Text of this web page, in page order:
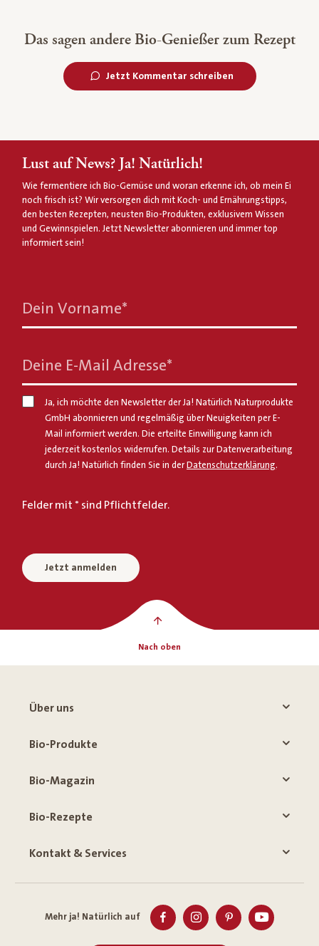
Das sagen andere Bio-Genießer zum Rezept
Jetzt Kommentar schreiben
Lust auf News? Ja! Natürlich!
Wie fermentiere ich Bio-Gemüse und woran erkenne ich, ob mein Ei
noch frisch ist? Wir versorgen dich mit Koch- und Ernährungstipps,
den besten Rezepten, neusten Bio-Produkten, exklusivem Wissen
und Gewinnspielen. Jetzt Newsletter abonnieren und immer top
informiert sein!
Dein Vorname*
Deine E-Mail Adresse*
Ja, ich möchte den Newsletter der Ja! Natürlich Naturprodukte
GmbH abonnieren und regelmäßig über Neuigkeiten per E-
Mail informiert werden. Die erteilte Einwilligung kann ich
jederzeit kostenlos widerrufen. Details zur Datenverarbeitung
durch Ja! Natürlich finden Sie in derDatenschutzerklärung.
Felder mit * sind Pflichtfelder.
Jetzt anmelden
Nach oben
Über uns
Bio-Produkte
Bio-Magazin
Bio-Rezepte
Kontakt & Services
Mehr ja! Natürlich auf